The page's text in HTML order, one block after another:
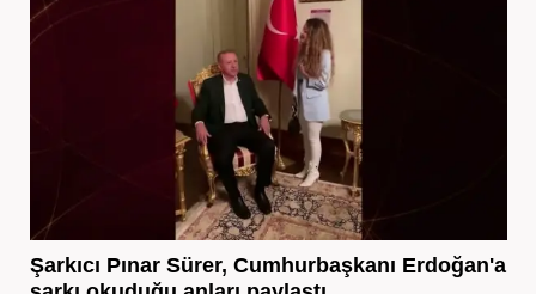
Şarkıcı Pınar Sürer, Cumhurbaşkanı Erdoğan'a